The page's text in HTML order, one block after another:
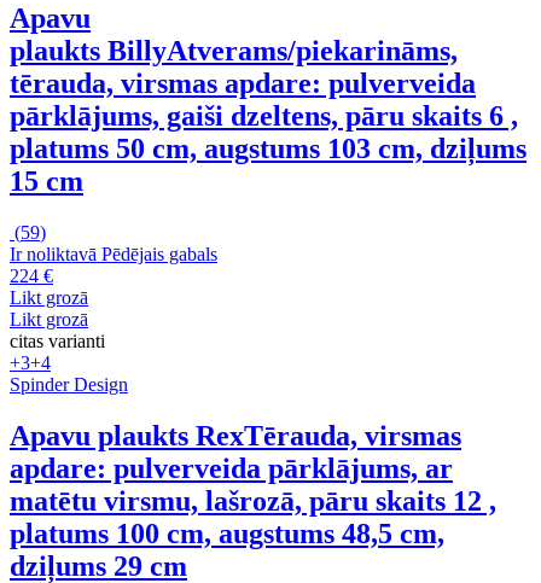
Apavu
plaukts BillyAtverams/piekarināms,
tērauda, virsmas apdare: pulverveida
pārklājums, gaiši dzeltens, pāru skaits 6 ,
platums 50 cm, augstums 103 cm, dziļums
15 cm
(59)
Ir noliktavā Pēdējais gabals
224 €
Likt grozā
Likt grozā
citas varianti
+3+4
Spinder Design
Apavu plaukts RexTērauda, virsmas
apdare: pulverveida pārklājums, ar
matētu virsmu, lašrozā, pāru skaits 12 ,
platums 100 cm, augstums 48,5 cm,
dziļums 29 cm